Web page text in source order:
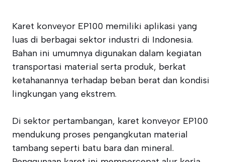
Karet konveyor EP100 memiliki aplikasi yang
luas di berbagai sektor industri di Indonesia.
Bahan ini umumnya digunakan dalam kegiatan
transportasi material serta produk, berkat
ketahanannya terhadap beban berat dan kondisi
lingkungan yang ekstrem.
Di sektor pertambangan, karet konveyor EP100
mendukung proses pengangkutan material
tambang seperti batu bara dan mineral.